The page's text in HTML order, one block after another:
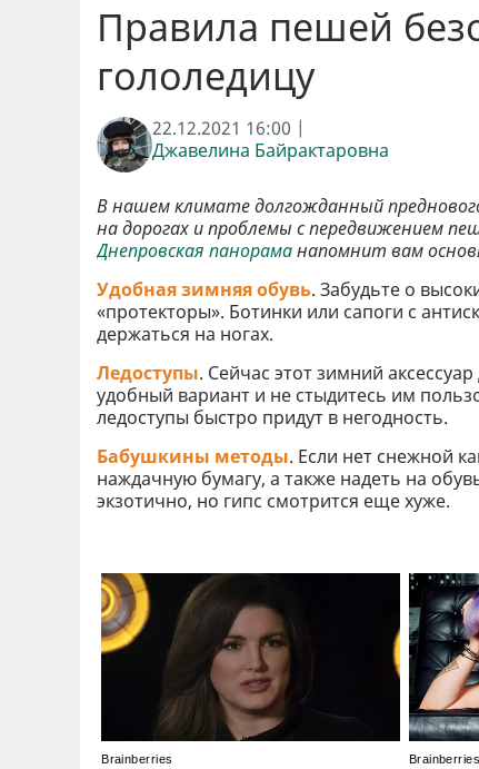
Правила пешей
гололедицу
22.12.2021 16:00 |
Джавелина Байрактаровна
В нашем климате долгожданный
на дорогах и проблемы с передвижением
Днепровская панораманапомнит вам
Удобная зимняя обувь. Забудьте о
«протекторы». Ботинки или сапоги с
держаться на ногах.
Ледоступы. Сейчас этот зимний
удобный вариант и не стыдитесь им
ледоступы быстро придут в негодность.
Бабушкины методы. Если нет снежной
наждачную бумагу, а также надеть на
экзотично, но гипс смотрится еще хуже.